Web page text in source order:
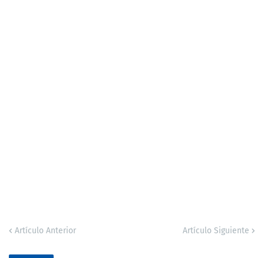
Artículo Anterior Artículo Siguiente